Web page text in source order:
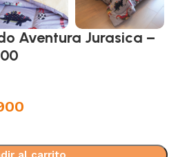
Aventura Jurasica –